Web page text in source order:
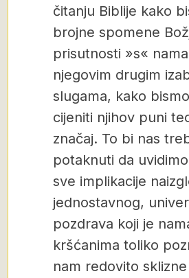
čitanju Biblije kako
brojne spomene
prisutnosti »s«
njegovim drugim
slugama, kako
cijeniti njihov puni
značaj. To bi nas
potaknuti da
sve implikacije
jednostavnog,
pozdrava koji je
kršćanima toliko
nam redovito